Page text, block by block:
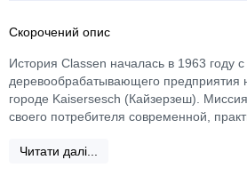
Скорочений опис
История Classen началась в 1963 году
деревообрабатывающего предприятия
городе Kaisersesch (Кайзерзеш).
своего потребителя современной,
Читати далі...